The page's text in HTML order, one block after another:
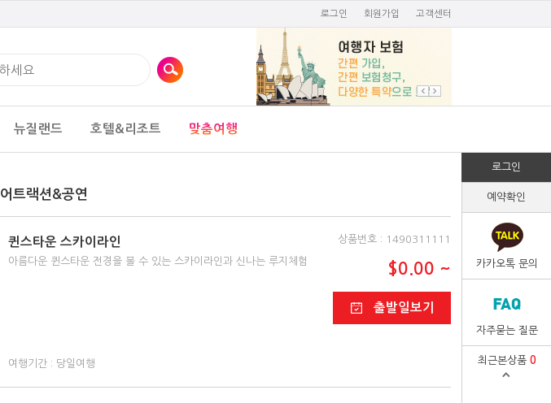
로그인 회원가입 고객센터
뉴질랜드 호텔&리조트 맞춤여행
어트랙션&공연
퀸스타운 스카이라인
아름다운 퀸스타운 전경을 볼 수 있는 스카이라인과 신나는 루지체험
여행기간 : 당일여행
상품번호 : 1490311111
$0.00 ~
출발일보기
로그인
예약확인
카카오톡 문의
자주묻는 질문
최근본상품 0